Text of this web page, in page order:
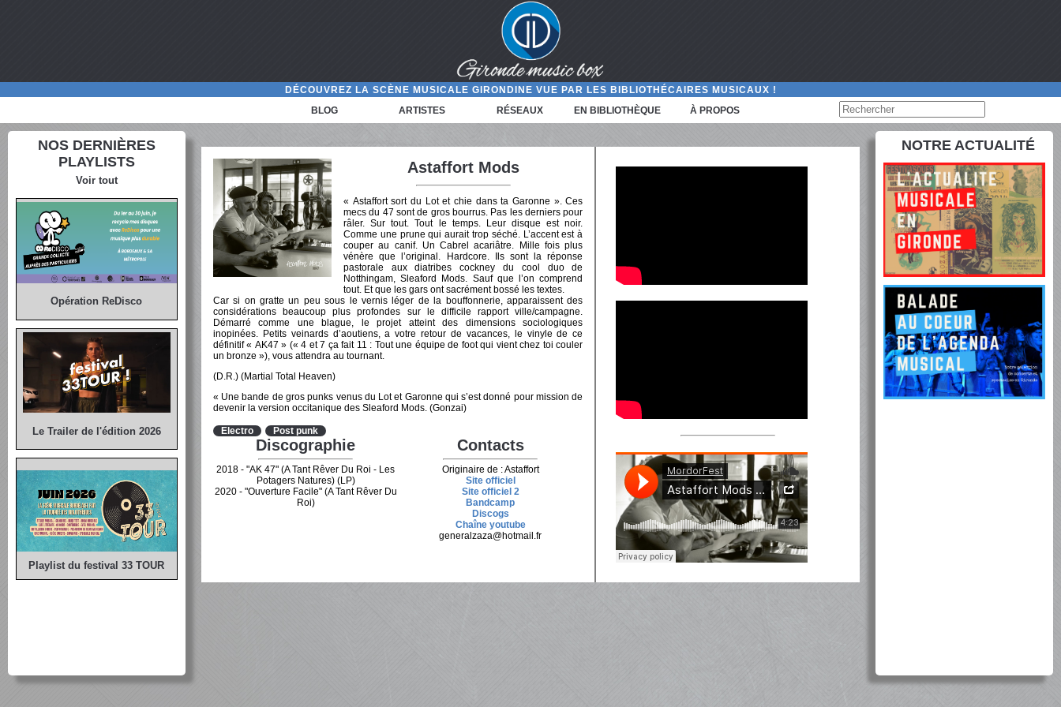
DÉCOUVREZ LA SCÈNE MUSICALE GIRONDINE VUE PAR LES BIBLIOTHÉCAIRES MUSICAUX !
BLOG
ARTISTES RÉSEAUX EN BIBLIOTHÈQUE À PROPOS
NOS DERNIÈRES
PLAYLISTS
Voir tout
Opération ReDisco
Le Trailer de l'édition 2026
Playlist du festival 33 TOUR
Astaffort Mods
« Astaffort sort du Lot et chie dans ta Garonne ». Ces
mecs du 47 sont de gros bourrus. Pas les derniers pour
râler. Sur tout. Tout le temps. Leur disque est noir.
Comme une prune qui aurait trop séché. L’accent est à
couper au canif. Un Cabrel acariâtre. Mille fois plus
vénère que l’original. Hardcore. Ils sont la réponse
pastorale aux diatribes cockney du cool duo de
Notthingam, Sleaford Mods. Sauf que l’on comprend
tout. Et que les gars ont sacrément bossé les textes.
Car si on gratte un peu sous le vernis léger de la bouffonnerie, apparaissent des
considérations beaucoup plus profondes sur le difficile rapport ville/campagne.
Démarré comme une blague, le projet atteint des dimensions sociologiques
inopinées. Petits veinards d’aoutiens, a votre retour de vacances, le vinyle de ce
définitif « AK47 » (« 4 et 7 ça fait 11 : Tout une équipe de foot qui vient chez toi couler
un bronze »), vous attendra au tournant.
(D.R.) (Martial Total Heaven)
« Une bande de gros punks venus du Lot et Garonne qui s’est donné pour mission de
devenir la version occitanique des Sleaford Mods. (Gonzai)
Electro Post punk
Discographie
2018 - "AK 47" (A Tant Rêver Du Roi - Les
Potagers Natures) (LP)
2020 - "Ouverture Facile" (A Tant Rêver Du
Roi)‎
Contacts
Originaire de : Astaffort
Site officiel
Site officiel 2
Bandcamp
Discogs
Chaîne youtube
generalzaza@hotmail.fr
NOTRE ACTUALITÉ